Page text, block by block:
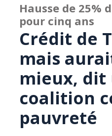
Hausse de 25%
pour cinq ans
Crédit de
mais
mieux, dit
coalition
pauvreté